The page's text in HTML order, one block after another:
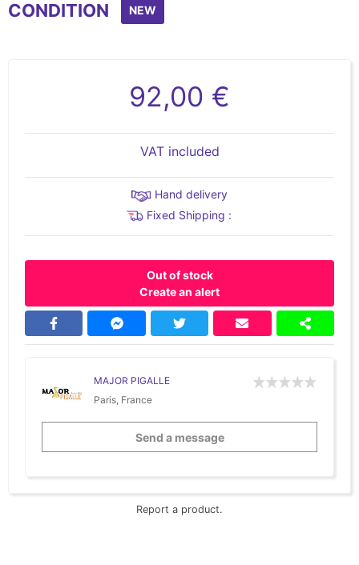
CONDITION NEW
92,00 €
VAT included
Hand delivery
Fixed Shipping :
Out of stock
Create an alert
MAJOR PIGALLE
Paris, France
Send a message
Report a product.